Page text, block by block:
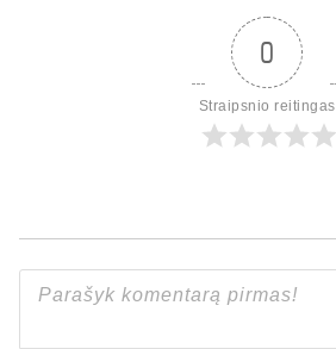
0
Straipsnio reitingas